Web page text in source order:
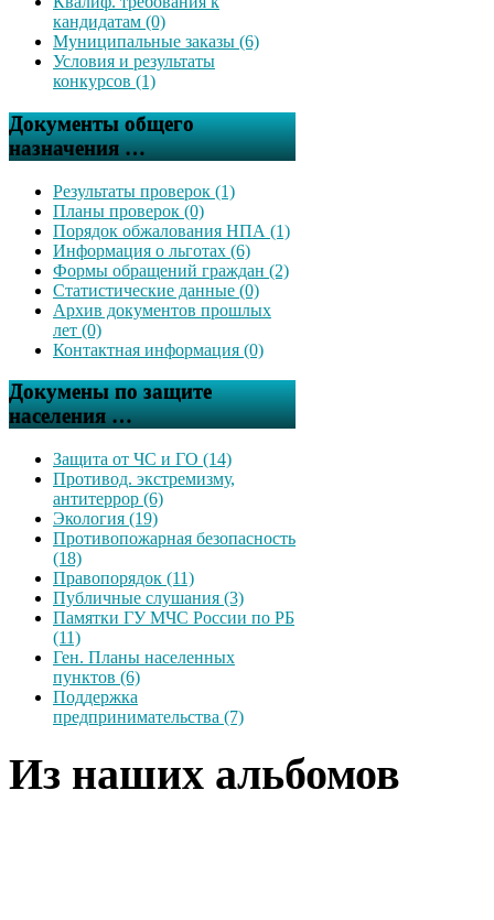
кандидатам (0)
Муниципальные заказы (6)
Условия и результаты
конкурсов (1)
Документы общего
назначения …
Результаты проверок (1)
Планы проверок (0)
Порядок обжалования НПА (1)
Информация о льготах (6)
Формы обращений граждан (2)
Статистические данные (0)
Архив документов прошлых
лет (0)
Контактная информация (0)
Докумены по защите
населения …
Защита от ЧС и ГО (14)
Противод. экстремизму,
антитеррор (6)
Экология (19)
Противопожарная безопасность
(18)
Правопорядок (11)
Публичные слушания (3)
Памятки ГУ МЧС России по РБ
(11)
Ген. Планы населенных
пунктов (6)
Поддержка
предпринимательства (7)
Из наших альбомов